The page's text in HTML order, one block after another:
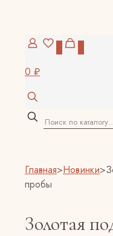
0 ₽
Главная>Новинки>
пробы
Золотая